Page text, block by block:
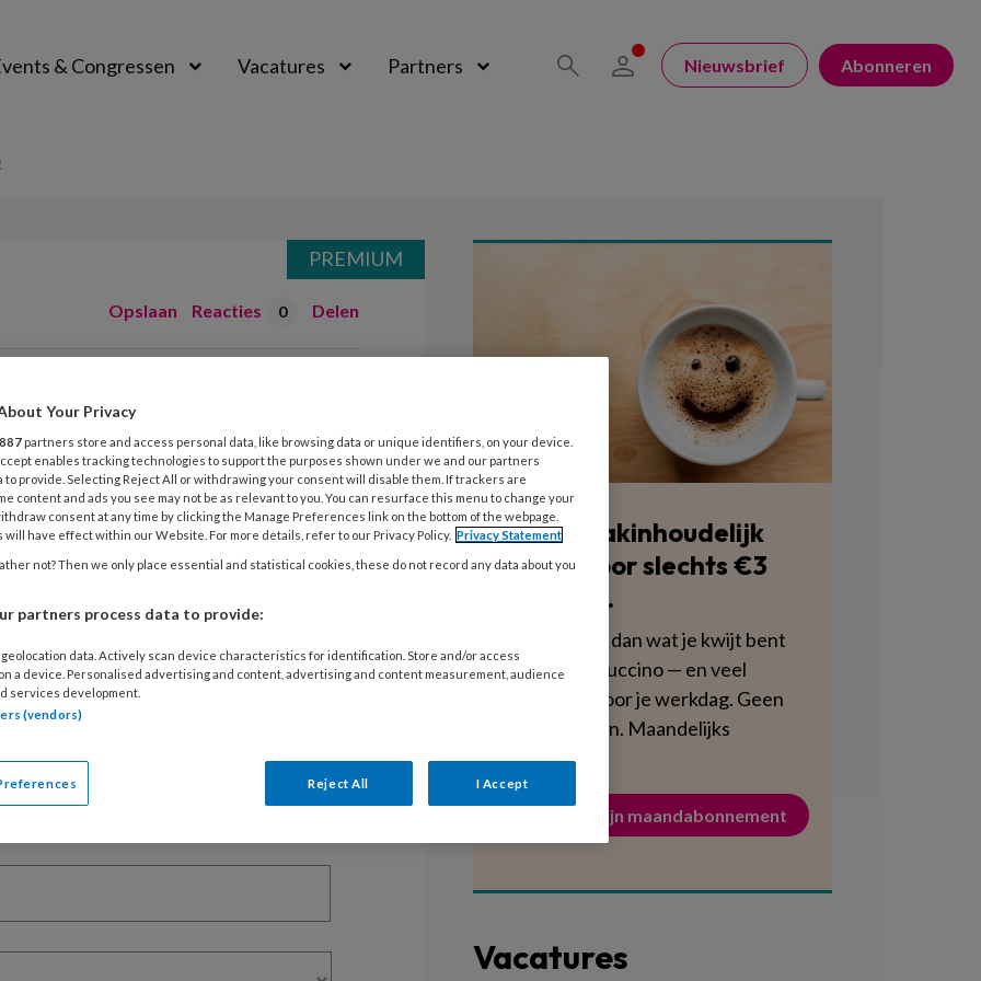
& Congressen Vacatures Partners Nieuwsbrief Abonneren
Opslaan Reacties 0 Delen
kader
lezen?
lees 2 artikelen gratis per maand
PREMIUM
Blijf vakinhoudelijk
scherp voor slechts €3
per week.
Dat is minder dan wat je kwijt bent
aan een cappuccino — en veel
voedzamer voor je werkdag. Geen
verplichtingen. Maandelijks
opzegbaar.
Activeer mijn maandabonnement
Vacatures
Your Privacy
887 partners store and access personal data, like browsing data or unique identifiers, on your device.
enables tracking technologies to support the purposes shown under we and our partners
to provide. Selecting Reject All or withdrawing your consent will disable them. If trackers are
content and ads you see may not be as relevant to you. You can resurface this menu to change your
consent at any time by clicking the Manage Preferences link on the bottom of the webpage.
will have effect within our Website. For more details, refer to our Privacy Policy. Privacy Statement
not? Then we only place essential and statistical cookies, these do not record any data about you
partners process data to provide:
data. Actively scan device characteristics for identification. Store and/or access
a device. Personalised advertising and content, advertising and content measurement, audience
services development.
(vendors)
Reject All I Accept